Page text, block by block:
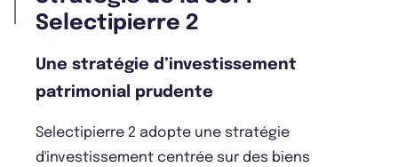
Selectipierre 2
Une stratégie d’investissement
patrimonial prudente
Selectipierre 2 adopte une stratégie
d'investissement centrée sur des biens